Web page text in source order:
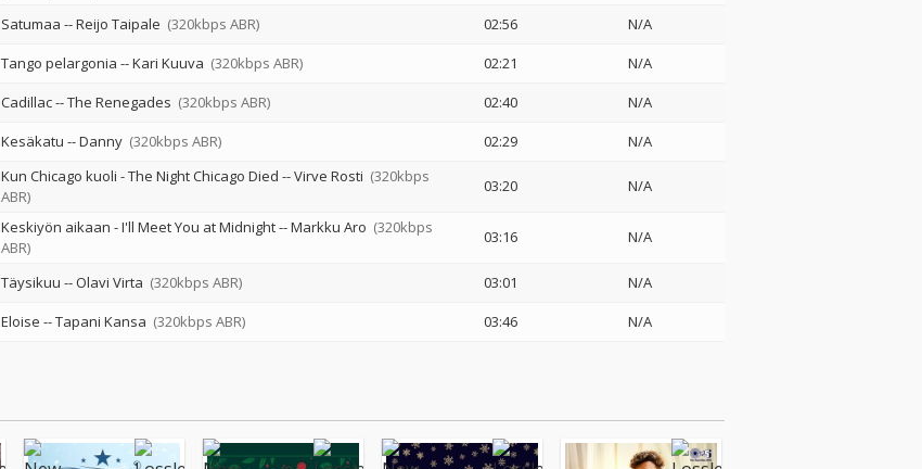
Satumaa --Reijo Taipale (320kbps ABR) 02:56
N/A
Tango pelargonia --Kari Kuuva (320kbps ABR) 02:21
N/A
Cadillac--The Renegades (320kbps ABR) 02:40
N/A
Kesäkatu --Danny (320kbps ABR) 02:29 N/A
Kun Chicago kuoli - The Night Chicago Died --Virve Rosti (320kbps
ABR)
03:20 N/A
Keskiyön aikaan - I'll Meet You at Midnight--Markku Aro (320kbps
ABR)
03:16 N/A
Täysikuu --Olavi Virta (320kbps ABR) 03:01
N/A
Eloise --Tapani Kansa (320kbps ABR) 03:46 N/A